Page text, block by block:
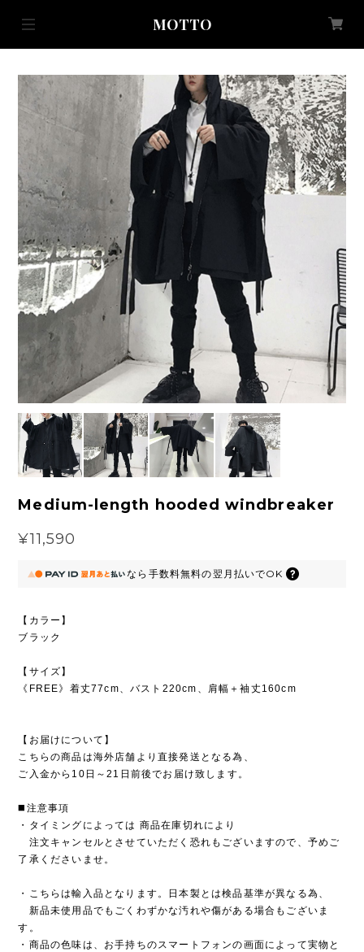
MOTTO
Medium-length hooded windbreaker
¥11,590
なら 手数料無料の翌月払いでOK
【カラー】
ブラック
【サイズ】
《FREE》着丈77cm、バスト220cm、肩幅＋袖丈160cm
【お届けについて】
こちらの商品は海外店舗より直接発送となる為、
ご入金から10日～21日前後でお届け致します。
◼️注意事項
・タイミングによっては 商品在庫切れにより
注文キャンセルとさせていただく恐れもございますので、予めご
了承くださいませ。
・こちらは輸入品となります。日本製とは検品基準が異なる為、
新品未使用品でもごくわずかな汚れや傷がある場合もございま
す。
・商品の色味は、お手持ちのスマートフォンの画面によって実物と